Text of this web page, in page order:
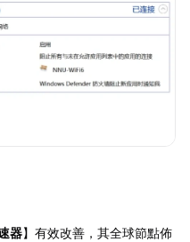
器】有效改善，其全球節點佈